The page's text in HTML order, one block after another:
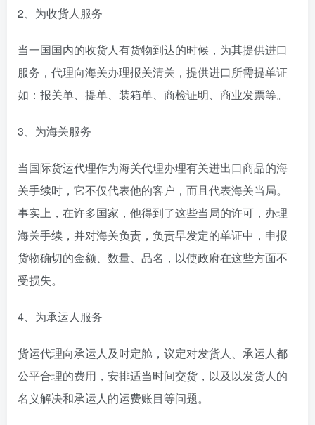
2、为收货人服务
当一国国内的收货人有货物到达的时候，为其提供进口
服务，代理向海关办理报关清关，提供进口所需提单证
如：报关单、提单、装箱单、商检证明、商业发票等。
3、为海关服务
当国际货运代理作为海关代理办理有关进出口商品的海
关手续时，它不仅代表他的客户，而且代表海关当局。
事实上，在许多国家，他得到了这些当局的许可，办理
海关手续，并对海关负责，负责早发定的单证中，申报
货物确切的金额、数量、品名，以使政府在这些方面不
受损失。
4、为承运人服务
货运代理向承运人及时定舱，议定对发货人、承运人都
公平合理的费用，安排适当时间交货，以及以发货人的
名义解决和承运人的运费账目等问题。